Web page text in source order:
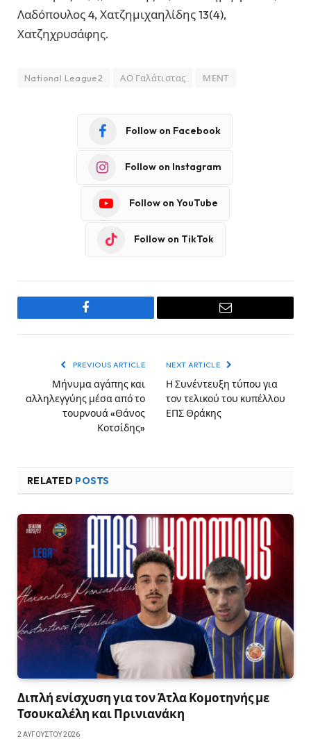
Λαδόπουλος 4, Χατζημιχαηλίδης 13(4),
Χατζηχρυσάφης.
National League2 ΑΟ Γαλάτιστας ΜΕΝΤ
Follow on Facebook
Follow on Instagram
Follow on YouTube
Follow on TikTok
Facebook Email
PREVIOUS ARTICLE
Μήνυμα αγάπης και
αλληλεγγύης μέσα από το
τουρνουά «Θάνος
Κοτσίδης»
NEXT ARTICLE
Η Συνέντευξη τύπου για
τον τελικού του κυπέλλου
ΕΠΣ Θράκης
RELATED POSTS
Διπλή ενίσχυση για τον Άτλα Κομοτηνής με
Τσουκαλέλη και Πρινιανάκη
2 ΑΥΓΟΎΣΤΟΥ 2026